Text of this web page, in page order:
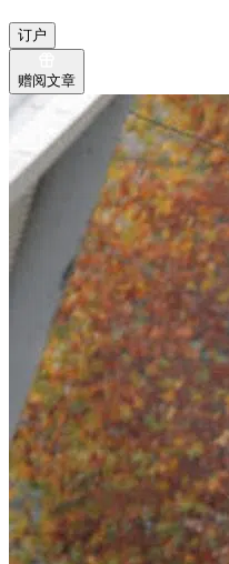
订户
赠阅文章